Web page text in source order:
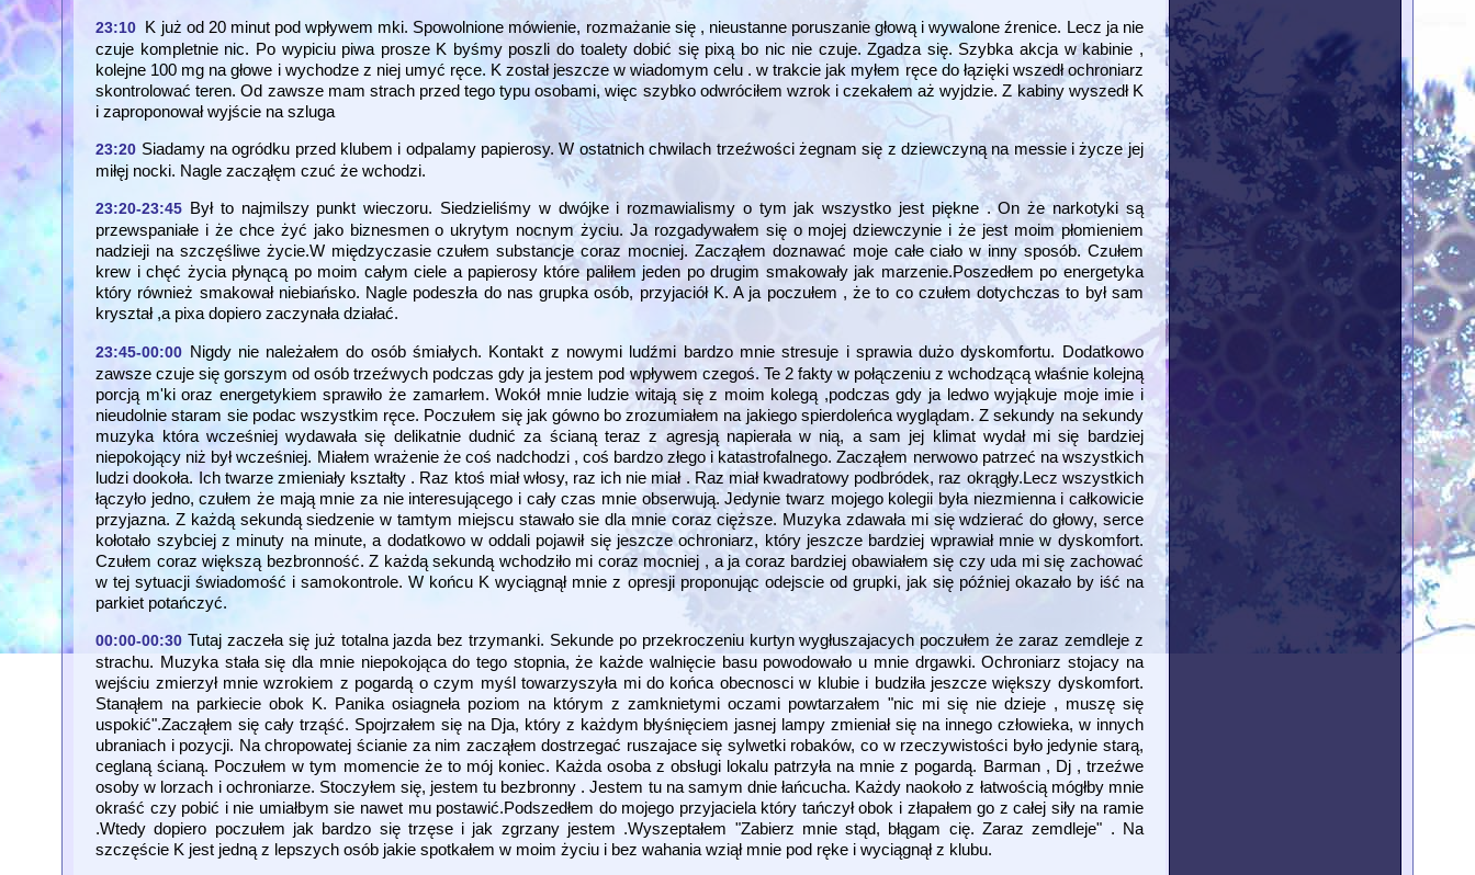
23:10 K już od 20 minut pod wpływem mki. Spowolnione mówienie, rozmażanie się , nieustanne poruszanie głową i wywalone źrenice. Lecz ja nie
czuje kompletnie nic. Po wypiciu piwa prosze K byśmy poszli do toalety dobić się pixą bo nic nie czuje. Zgadza się. Szybka akcja w kabinie ,
kolejne 100 mg na głowe i wychodze z niej umyć ręce. K został jeszcze w wiadomym celu . w trakcie jak myłem ręce do łązięki wszedł ochroniarz
skontrolować teren. Od zawsze mam strach przed tego typu osobami, więc szybko odwróciłem wzrok i czekałem aż wyjdzie. Z kabiny wyszedł K
i zaproponował wyjście na szluga
23:20 Siadamy na ogródku przed klubem i odpalamy papierosy. W ostatnich chwilach trzeźwości żegnam się z dziewczyną na messie i życze jej
miłęj nocki. Nagle zacząłęm czuć że wchodzi.
23:20-23:45 Był to najmilszy punkt wieczoru. Siedzieliśmy w dwójke i rozmawialismy o tym jak wszystko jest piękne . On że narkotyki są
przewspaniałe i że chce żyć jako biznesmen o ukrytym nocnym życiu. Ja rozgadywałem się o mojej dziewczynie i że jest moim płomieniem
nadzieji na szczęśliwe życie.W międzyczasie czułem substancje coraz mocniej. Zacząłem doznawać moje całe ciało w inny sposób. Czułem
krew i chęć życia płynącą po moim całym ciele a papierosy które paliłem jeden po drugim smakowały jak marzenie.Poszedłem po energetyka
który również smakował niebiańsko. Nagle podeszła do nas grupka osób, przyjaciół K. A ja poczułem , że to co czułem dotychczas to był sam
kryształ ,a pixa dopiero zaczynała działać.
23:45-00:00 Nigdy nie należałem do osób śmiałych. Kontakt z nowymi ludźmi bardzo mnie stresuje i sprawia dużo dyskomfortu. Dodatkowo
zawsze czuje się gorszym od osób trzeźwych podczas gdy ja jestem pod wpływem czegoś. Te 2 fakty w połączeniu z wchodzącą właśnie kolejną
porcją m'ki oraz energetykiem sprawiło że zamarłem. Wokół mnie ludzie witają się z moim kolegą ,podczas gdy ja ledwo wyjąkuje moje imie i
nieudolnie staram sie podac wszystkim ręce. Poczułem się jak gówno bo zrozumiałem na jakiego spierdoleńca wyglądam. Z sekundy na sekundy
muzyka która wcześniej wydawała się delikatnie dudnić za ścianą teraz z agresją napierała w nią, a sam jej klimat wydał mi się bardziej
niepokojący niż był wcześniej. Miałem wrażenie że coś nadchodzi , coś bardzo złego i katastrofalnego. Zacząłem nerwowo patrzeć na wszystkich
ludzi dookoła. Ich twarze zmieniały kształty . Raz ktoś miał włosy, raz ich nie miał . Raz miał kwadratowy podbródek, raz okrągły.Lecz wszystkich
łączyło jedno, czułem że mają mnie za nie interesującego i cały czas mnie obserwują. Jedynie twarz mojego kolegii była niezmienna i całkowicie
przyjazna. Z każdą sekundą siedzenie w tamtym miejscu stawało sie dla mnie coraz cięższe. Muzyka zdawała mi się wdzierać do głowy, serce
kołotało szybciej z minuty na minute, a dodatkowo w oddali pojawił się jeszcze ochroniarz, który jeszcze bardziej wprawiał mnie w dyskomfort.
Czułem coraz większą bezbronność. Z każdą sekundą wchodziło mi coraz mocniej , a ja coraz bardziej obawiałem się czy uda mi się zachować
w tej sytuacji świadomość i samokontrole. W końcu K wyciągnął mnie z opresji proponując odejscie od grupki, jak się później okazało by iść na
parkiet potańczyć.
00:00-00:30Tutaj zaczeła się już totalna jazda bez trzymanki. Sekunde po przekroczeniu kurtyn wygłuszajacych poczułem że zaraz zemdleje z
strachu. Muzyka stała się dla mnie niepokojąca do tego stopnia, że każde walnięcie basu powodowało u mnie drgawki. Ochroniarz stojacy na
wejściu zmierzył mnie wzrokiem z pogardą o czym myśl towarzyszyła mi do końca obecnosci w klubie i budziła jeszcze większy dyskomfort.
Stanąłem na parkiecie obok K. Panika osiagneła poziom na którym z zamknietymi oczami powtarzałem "nic mi się nie dzieje , muszę się
uspokić".Zacząłem się cały trząść. Spojrzałem się na Dja, który z każdym błyśnięciem jasnej lampy zmieniał się na innego człowieka, w innych
ubraniach i pozycji. Na chropowatej ścianie za nim zacząłem dostrzegać ruszajace się sylwetki robaków, co w rzeczywistości było jedynie starą,
ceglaną ścianą. Poczułem w tym momencie że to mój koniec. Każda osoba z obsługi lokalu patrzyła na mnie z pogardą. Barman , Dj , trzeźwe
osoby w lorzach i ochroniarze. Stoczyłem się, jestem tu bezbronny . Jestem tu na samym dnie łańcucha. Każdy naokoło z łatwością mógłby mnie
okraść czy pobić i nie umiałbym sie nawet mu postawić.Podszedłem do mojego przyjaciela który tańczył obok i złapałem go z całej siły na ramie
.Wtedy dopiero poczułem jak bardzo się trzęse i jak zgrzany jestem .Wyszeptałem "Zabierz mnie stąd, błągam cię. Zaraz zemdleje" . Na
szczęście K jest jedną z lepszych osób jakie spotkałem w moim życiu i bez wahania wziął mnie pod ręke i wyciągnął z klubu.